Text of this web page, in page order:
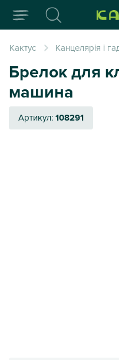
Кактус Канцелярія і
Брелок для
машина
Артикул:108291